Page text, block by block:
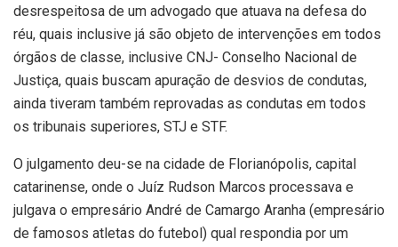
desrespeitosa de um advogado que atuava na defesa do
réu, quais inclusive já são objeto de intervenções em todos
órgãos de classe, inclusive CNJ- Conselho Nacional de
Justiça, quais buscam apuração de desvios de condutas,
ainda tiveram também reprovadas as condutas em todos
os tribunais superiores, STJ e STF.
O julgamento deu-se na cidade de Florianópolis, capital
catarinense, onde o Juíz Rudson Marcos processava e
julgava o empresário André de Camargo Aranha (empresário
de famosos atletas do futebol) qual respondia por um